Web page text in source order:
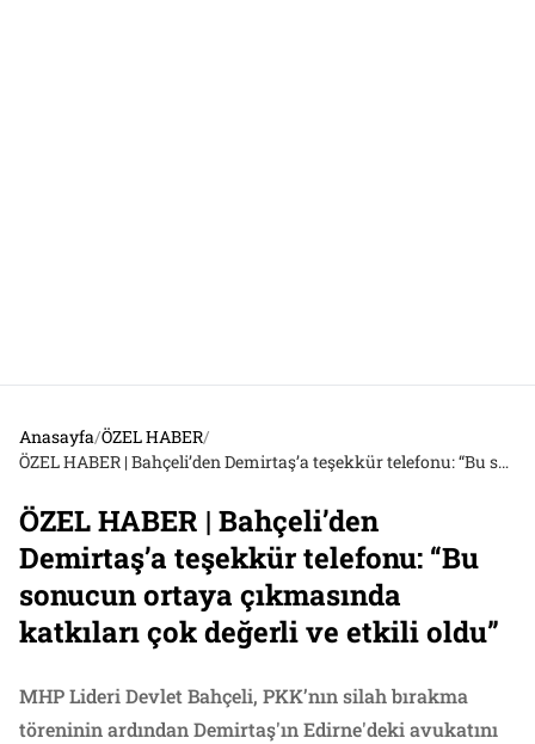
Anasayfa/ÖZEL HABER/
ÖZEL HABER | Bahçeli’den Demirtaş’a teşekkür telefonu: “Bu sonucun ortaya çıkmasında katkıları çok değerli ve etkili oldu”
ÖZEL HABER | Bahçeli’den
Demirtaş’a teşekkür telefonu: “Bu
sonucun ortaya çıkmasında
katkıları çok değerli ve etkili oldu”
MHP Lideri Devlet Bahçeli, PKK’nın silah bırakma
töreninin ardından Demirtaş'ın Edirne'deki avukatını